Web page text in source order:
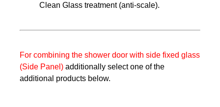
Clean Glass treatment (anti-scale).
For combining the shower door with side fixed glass
(Side Panel) additionally select one of the
additional products below.